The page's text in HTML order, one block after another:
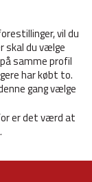
vil du
skal du vælge
samme profil
har købt to.
gang vælge
er det værd at